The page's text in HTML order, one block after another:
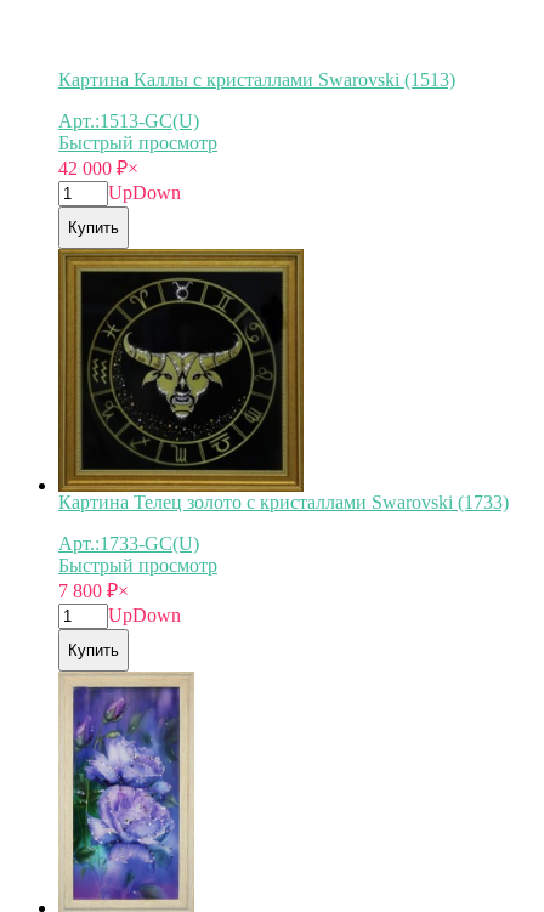
Картина Каллы с кристаллами Swarovski (1513)
Арт.:1513-GC(U)
Быстрый просмотр
42 000 ₽×
UpDown
Купить
Картина Телец золото с кристаллами Swarovski (1733)
Арт.:1733-GC(U)
Быстрый просмотр
7 800 ₽×
UpDown
Купить